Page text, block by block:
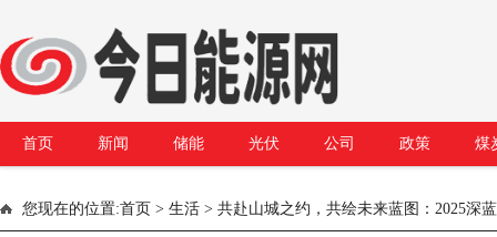
首页 新闻 储能 光伏 公司 政策 煤
您现在的位置:首页 > 生活 > 共赴山城之约，共绘未来蓝图：2025深